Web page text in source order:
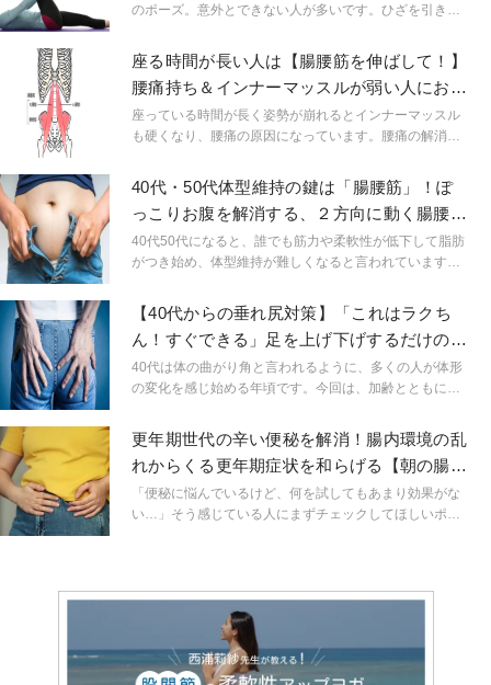
のポーズ。意外とできない人が多いです。ひざを引き寄
ことがないため、年齢とともに衰えやすくなります。体
幹をしっかり支えたり、腰痛予防にもなる「腸腰筋」を
ほぐすエクササイズをご紹介します。
座る時間が長い人は【腸腰筋を伸ばして！】
腰痛持ち＆インナーマッスルが弱い人におす
すめのポーズ
座っている時間が長く姿勢が崩れるとインナーマッスル
も硬くなり、腰痛の原因になっています。腰痛の解消や
分だけではなく、身体の深い部分にも意識を向けること
大切です。ヨガの「三日月のポーズ」でインナーマッス
ルの一つ、腸腰筋にアプローチしてみましょう。
40代・50代体型維持の鍵は「腸腰筋」！ぽ
っこりお腹を解消する、２方向に動く腸腰筋
ストレッチ
40代50代になると、誰でも筋力や柔軟性が低下して脂肪
がつき始め、体型維持が難しくなると言われています。
腹が気になる人もいるのではないでしょうか？今回は、
ぽっこりお腹解消をはじめ、体型維持のために重要な働
きをする腸腰筋のストレッチをご紹介します。
【40代からの垂れ尻対策】「これはラクち
ん！すぐできる」足を上げ下げするだけの簡
単ながらエクサ
40代は体の曲がり角と言われるように、多くの人が体形
の変化を感じ始める年頃です。今回は、加齢とともに垂
「ながらエクササイズ」の紹介です。仕事の合間はもち
ろん、ちょっとした家事や歯磨きをしながらでもできま
すよ！
更年期世代の辛い便秘を解消！腸内環境の乱
れからくる更年期症状を和らげる【朝の腸活
ストレッチ】
「便秘に悩んでいるけど、何を試してもあまり効果がな
い…」そう感じている人にまずチェックしてほしいポイ